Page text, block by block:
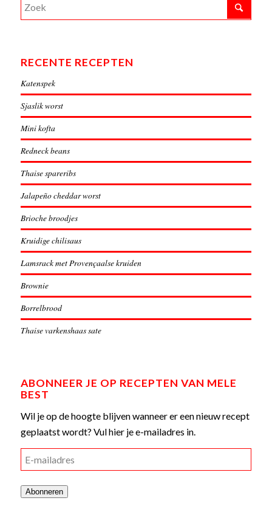
RECENTE RECEPTEN
Katenspek
Sjaslik worst
Mini kofta
Redneck beans
Thaise spareribs
Jalapeño cheddar worst
Brioche broodjes
Kruidige chilisaus
Lamsrack met Provençaalse kruiden
Brownie
Borrelbrood
Thaise varkenshaas sate
ABONNEER JE OP RECEPTEN VAN MELE
BEST
Wil je op de hoogte blijven wanneer er een nieuw recept
geplaatst wordt? Vul hier je e-mailadres in.
E-
mailadres
Abonneren